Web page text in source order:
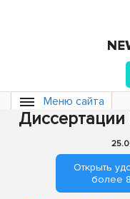
Меню сайта
Диссертации
Открыть
более